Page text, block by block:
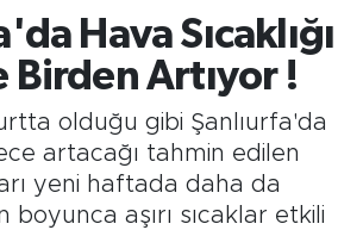
Hava Sıcaklığı
Birden Artıyor !
olduğu gibi Şanlıurfa'da
artacağı tahmin edilen
yeni haftada daha da
boyunca aşırı sıcaklar etkili
Haberleri